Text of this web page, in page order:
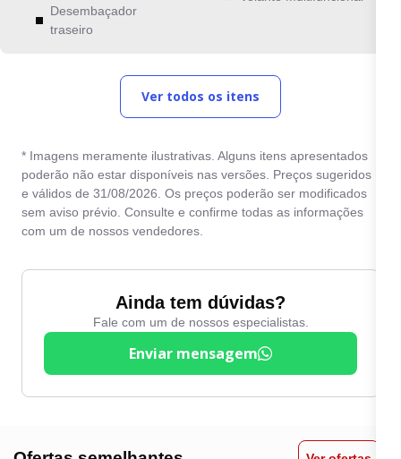
Desembaçador
traseiro
Ver todos os itens
* Imagens meramente ilustrativas. Alguns itens apresentados
poderão não estar disponíveis nas versões. Preços sugeridos
e válidos de 31/08/2026. Os preços poderão ser modificados
sem aviso prévio. Consulte e confirme todas as informações
com um de nossos vendedores.
Ainda tem dúvidas?
Fale com um de nossos especialistas.
Enviar mensagem